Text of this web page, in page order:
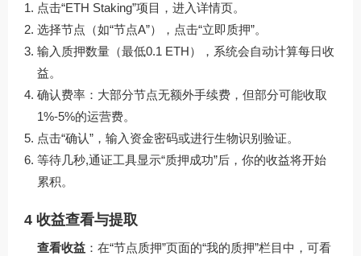
点击“ETH Staking”项目，进入详情页。
选择节点（如“节点A”），点击“立即质押”。
输入质押数量（最低0.1 ETH），系统会自动计算每日收
益。
确认费率：大部分节点无额外手续费，但部分可能收取
1%-5%的运营费。
点击“确认”，输入资金密码或进行生物识别验证。
等待几秒,通证工具显示“质押成功”后，你的收益将开始
累积。
4 收益查看与提取
查看收益 ：在“节点质押”页面的“我的质押”栏目中，可看